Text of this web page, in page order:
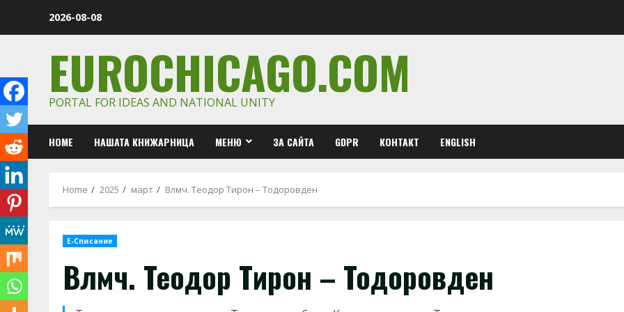
2026-08-08
EUROCHICAGO.COM
PORTAL FOR IDEAS AND NATIONAL UNITY
HOME НАШАТА КНИЖАРНИЦА МЕНЮ ЗА САЙТА GDPR КОНТАКТ ENGLISH
Home 2025 март Влмч. Теодор Тирон – Тодоровден
Е-Списание
Влмч. Теодор Тирон – Тодоровден